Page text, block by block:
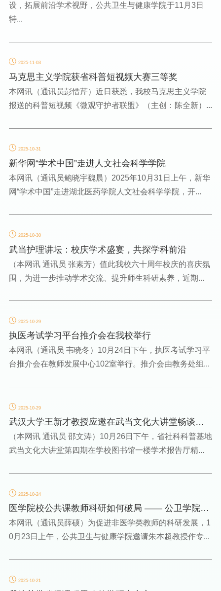
设，拓展前沿学术视野，公共卫生与健康学院于11月3日
特...
2025-11-03
马克思主义学院获省科普短视频大赛三等奖
本网讯（通讯员彭惜芹）近日获悉，我校马克思主义学院
报送的科普短视频《微观守护者联盟》（主创：陈全新）...
2025-10-31
新华网“学术中国”走进人文社会科学学院
本网讯（通讯员鲍晓宇魏晨）2025年10月31日上午，新华
网“学术中国”走进湖北医药学院人文社会科学学院，开...
2025-10-30
武当护理讲坛：校庆学术盛宴，共探学科前沿
（本网讯 通讯员 张素芳）值此我校六十周年校庆的喜庆氛
围，为进一步推动学术交流、提升师生科研素养，近期...
2025-10-29
执医考试学习平台推介会在我校举行
本网讯（通讯员 韦晓冬）10月24日下午，执医考试学习平
台推介会在教师发展中心102室举行。推介会由教务处组...
2025-10-29
武汉大学王新才教授应邀在武当文化大讲堂畅谈人
间诗意
（本网讯 通讯员 邵文涛）10月26日下午，省社科科普基地
武当文化大讲堂第四期在学校图书馆一楼学术报告厅精...
2025-10-24
医学院校公共课教师科研如何破局 —— 公卫学院朱
本超教授分享科研...
本网讯（通讯员薛硕）为促进非医学类教师的科研发展，1
0月23日上午，公共卫生与健康学院邀请朱本超教授作专...
2025-10-21